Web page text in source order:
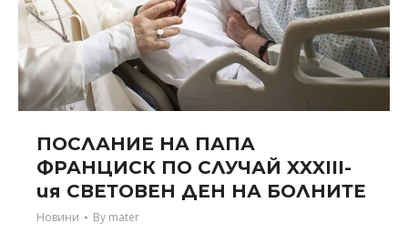
ПОСЛАНИЕ НА ПАПА
ФРАНЦИСК ПО СЛУЧАЙ XXXIII-
ия СВЕТОВЕН ДЕН НА БОЛНИТЕ
Новини By mater